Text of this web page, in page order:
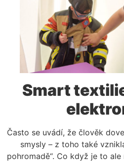
Smart
Často se uvádí, že člověk
smysly – z toho také
pohromadě“. Co když je to